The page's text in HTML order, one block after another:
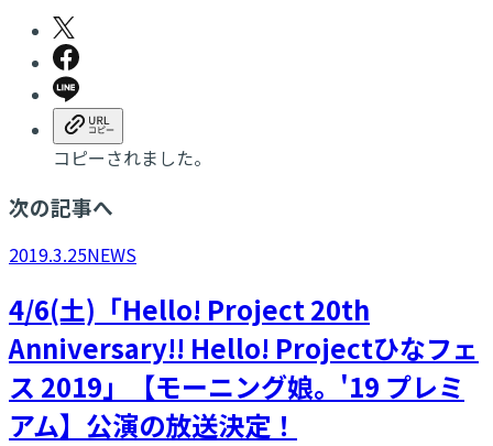
コピーされました。
次の記事へ
2019.3.25NEWS
4/6(土)「Hello! Project 20th
Anniversary!! Hello! Projectひなフェ
ス 2019」【モーニング娘。'19 プレミ
アム】公演の放送決定！